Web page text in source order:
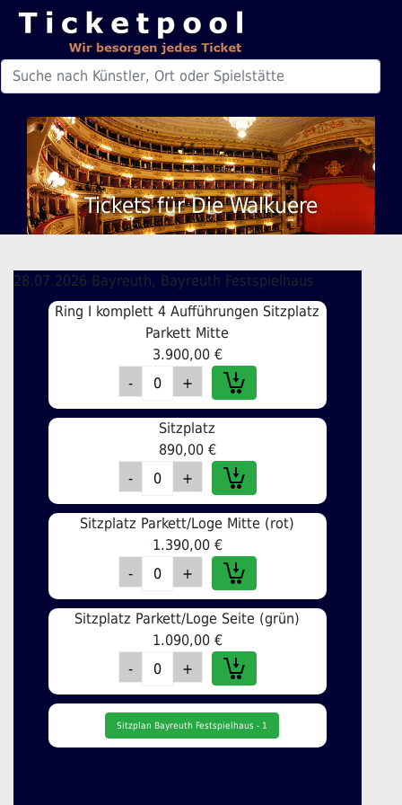
Tickets für Die Walkuere
28.07.2026 Bayreuth, Bayreuth Festspielhaus
Ring I komplett 4 Aufführungen Sitzplatz
Parkett Mitte
3.900,00 €
Sitzplatz
890,00 €
Sitzplatz Parkett/Loge Mitte (rot)
1.390,00 €
Sitzplatz Parkett/Loge Seite (grün)
1.090,00 €
Sitzplan Bayreuth Festspielhaus - 1